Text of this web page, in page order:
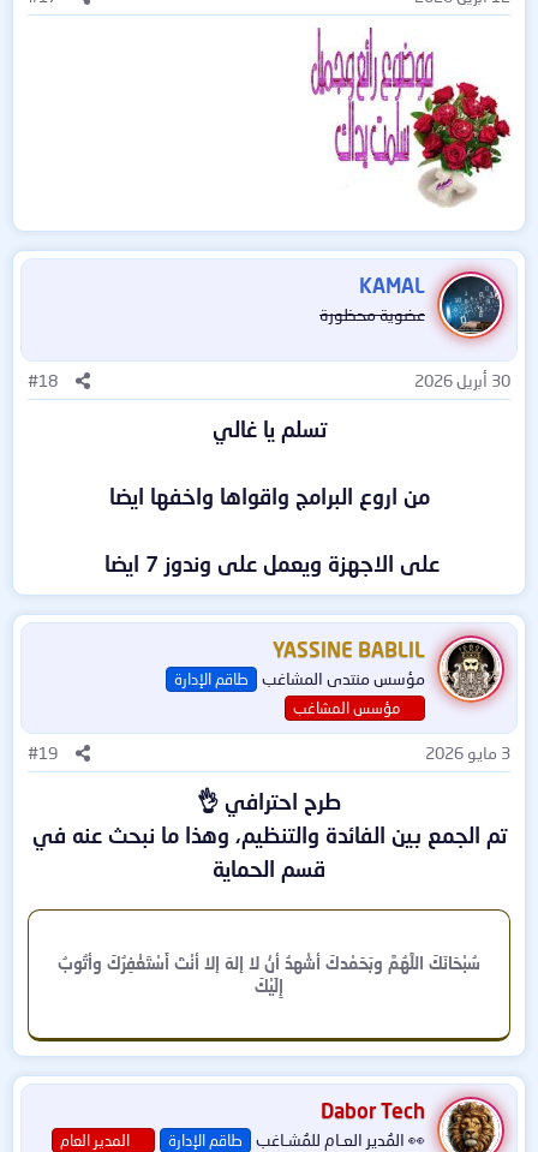
لا يعتمد SEP فقط على التوقيعات التقليدية للفيروسات، بل
يستخدم تحليل السلوك للكشف عن البرمجيات الضارة الجديدة قبل
أن تتسبب في أي ضرر.
4. تحديثات تلقائية لحماية مستمرة
يتم تحديث قاعدة بيانات الفيروسات والتهديدات تلقائيًا، مما يضمن
حصول النظام على أحدث وسائل الحماية دون الحاجة إلى تدخل
المستخدم.
5. استهلاك منخفض لموارد الجهاز
تم تصميم SEP ليعمل بكفاءة عالية دون التأثير على أداء الجهاز،
وحدة إدارة مركزية، مما يسمح لمسؤولي الأمن بمراقبة وإدارة
الأمان بشكل فعال.
7. وضع العزل والاستجابة للحوادث
يقدم SEP ميزة العزل التلقائي للأجهزة المصابة لمنع انتشار
التهديدات داخل الشبكة، مع أدوات استجابة سريعة للحوادث
الأمنية.
يتوافق البرنامج مع أنظمة التشغيل المختلفة مثل
الرابط على المديافير
https://www.mediafire.com/file/fntzad8tzfqhaqo
استخدامات برنامج Symantec Endpoint Protection
حماية شاملة ضد البرمجيات الضارة
يوفر SEP حماية متكاملة ضد الفيروسات، وبرامج الفدية
والبرمجيات الخبيثة الأخرى التي تستهدف بيانات المؤسسات.
2. مكافحة هجمات التصيد والاحتيال الإلكتروني
يتميز البرنامج بتقنيات متقدمة للكشف عن مواقع التصيد
الوقوع ضحية لسرقة البيانات والمعلومات السرية.
يتيح البرنامج مراقبة حركة البيانات داخل الشبكة واكتشاف أي
نشاط مشبوه، مما يمنع التهديدات قبل وصولها إلى الأجهزة.
4. الحماية من الهجمات المستهدفة (Targeted Attacks)
يستخدم تقنيات تحليل السلوك والتعلم الآلي لاكتشاف التهديدات
غير المعروفة التي قد تتجاوز أدوات الحماية التقليدية.
5. التحكم في الأجهزة الطرفية (Device Control)
تأمين الحوسبة السحابية والبيئات الافتراضية
يدعم SEP الحماية في البيئات السحابية مثل AWS وAzure، كما
لضمان بيئة آمنة خالية من التهديدات.
KAMAL
عضوية محظورة
30 أبريل 2026 #18
تسلم يا غالي
من اروع البرامج واقواها واخفها ايضا
على الاجهزة ويعمل على وندوز 7 ايضا
YASSINE BABLIL
مؤسس منتدى المشاغب
طاقم الإدارة
مؤسس المشاغب
3 مايو 2026 #19
طرح احترافي 👌
تم الجمع بين الفائدة والتنظيم، وهذا ما نبحث عنه في
قسم الحماية
سُبْحَانَكَ اللَّهُمَّ وبَحَمْدكَ أشْهدُ أنْ لا إلهَ إلا أنْتَ أَسْتَغْفِرُكَ وأتُوبُ
إِلَيْكَ
Dabor Tech
👀 المُدير العـام للمُشـاغب طاقم الإدارة المدير العام